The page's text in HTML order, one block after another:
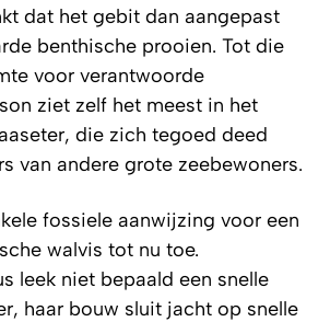
dat het gebit dan aangepast
benthische prooien. Tot die
voor verantwoorde
ziet zelf het meest in het
die zich tegoed deed
van andere grote zeebewoners.
fossiele aanwijzing voor een
walvis tot nu toe.
leek niet bepaald een snelle
haar bouw sluit jacht op snelle